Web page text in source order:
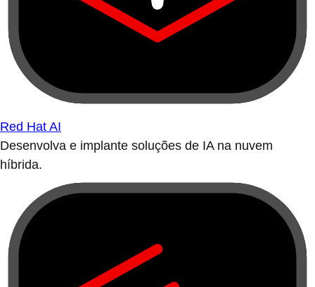
Red Hat AI
Desenvolva e implante soluções de IA na nuvem
híbrida.